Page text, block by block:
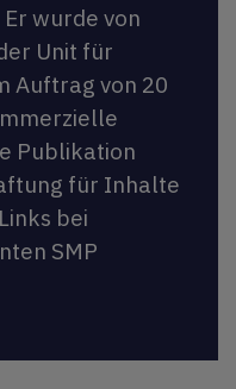
wurde von
Unit für
Auftrag von 20
Publikation
für Inhalte
bei
SMP